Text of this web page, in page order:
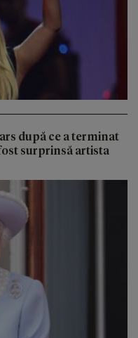
după ce a terminat
surprinsă artista